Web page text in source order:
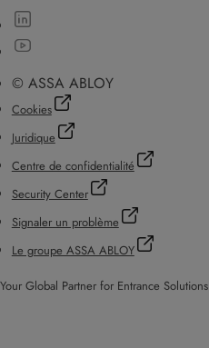
© ASSA ABLOY
Cookies
Juridique
Centre de confidentialité
Security Center
Signaler un problème
Le groupe ASSA ABLOY
Your Global Partner for Entrance Solutions